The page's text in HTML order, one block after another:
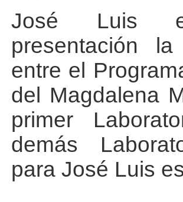
José Luis
presentación
entre el
del Magdalena
primer
demás
para José Luis